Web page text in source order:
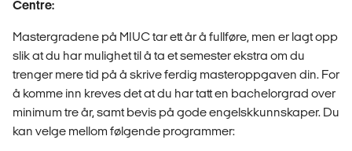
Centre:
Mastergradene på MIUC tar ett år å fullføre, men er lagt opp
slik at du har mulighet til å ta et semester ekstra om du
trenger mere tid på å skrive ferdig masteroppgaven din. For
å komme inn kreves det at du har tatt en bachelorgrad over
minimum tre år, samt bevis på gode engelskkunnskaper. Du
kan velge mellom følgende programmer: